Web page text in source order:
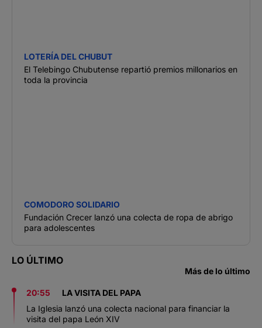
LOTERÍA DEL CHUBUT
El Telebingo Chubutense repartió premios millonarios en
toda la provincia
COMODORO SOLIDARIO
Fundación Crecer lanzó una colecta de ropa de abrigo
para adolescentes
LO ÚLTIMO
Más de lo último
20:55
LA VISITA DEL PAPA
La Iglesia lanzó una colecta nacional para financiar la
visita del papa León XIV